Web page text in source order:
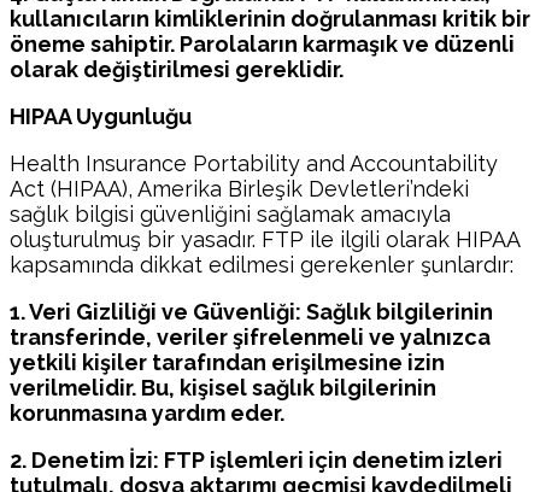
kullanıcıların kimliklerinin doğrulanması kritik bir
öneme sahiptir. Parolaların karmaşık ve düzenli
olarak değiştirilmesi gereklidir.
HIPAA Uygunluğu
Health Insurance Portability and Accountability
Act (HIPAA), Amerika Birleşik Devletleri’ndeki
sağlık bilgisi güvenliğini sağlamak amacıyla
oluşturulmuş bir yasadır. FTP ile ilgili olarak HIPAA
kapsamında dikkat edilmesi gerekenler şunlardır:
1. Veri Gizliliği ve Güvenliği: Sağlık bilgilerinin
transferinde, veriler şifrelenmeli ve yalnızca
yetkili kişiler tarafından erişilmesine izin
verilmelidir. Bu, kişisel sağlık bilgilerinin
korunmasına yardım eder.
2. Denetim İzi: FTP işlemleri için denetim izleri
tutulmalı, dosya aktarımı geçmişi kaydedilmeli